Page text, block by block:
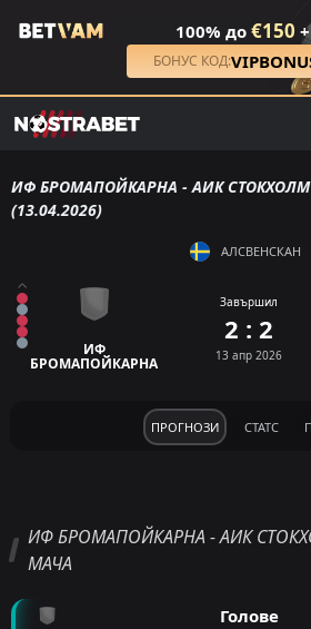
100% до €150 +
БОНУС КОД:
ИФ БРОМАПОЙКАРНА - АИК
(13.04.2026)
АЛСВЕНСКАН
ИФ
БРОМАПОЙКАРНА
Завършил
2 : 2
13 апр 2026
ПРОГНОЗИ СТАТС
ИФ БРОМАПОЙКАРНА - АИК
МАЧА
Голове